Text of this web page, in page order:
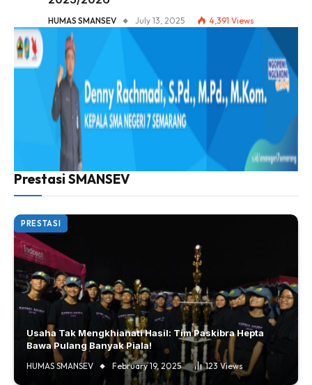
HUMAS SMANSEV July 13, 2025 4,391 Views
Prestasi SMANSEV
PRESTASI
Usaha Tak Mengkhianati Hasil: Tim Paskibra Hepta
Bawa Pulang Banyak Piala!
HUMAS SMANSEV February 19, 2025 123 Views